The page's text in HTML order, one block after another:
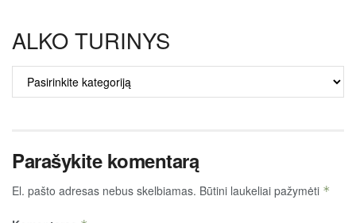
ALKO TURINYS
TURINYS
Parašykite komentarą
El. pašto adresas nebus skelbiamas. Būtini laukeliai pažymėti *